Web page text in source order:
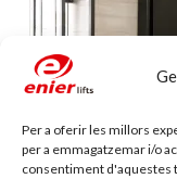
Per a oferir les millors
per a emmagatzemar i/o
consentiment d'aquestes